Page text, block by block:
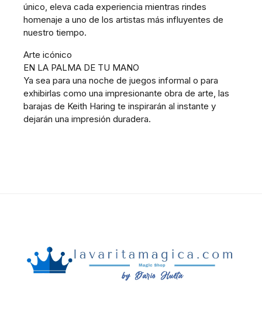
único, eleva cada experiencia mientras rindes
homenaje a uno de los artistas más influyentes de
nuestro tiempo.
Arte icónico
EN LA PALMA DE TU MANO
Ya sea para una noche de juegos informal o para
exhibirlas como una impresionante obra de arte, las
barajas de Keith Haring te inspirarán al instante y
dejarán una impresión duradera.